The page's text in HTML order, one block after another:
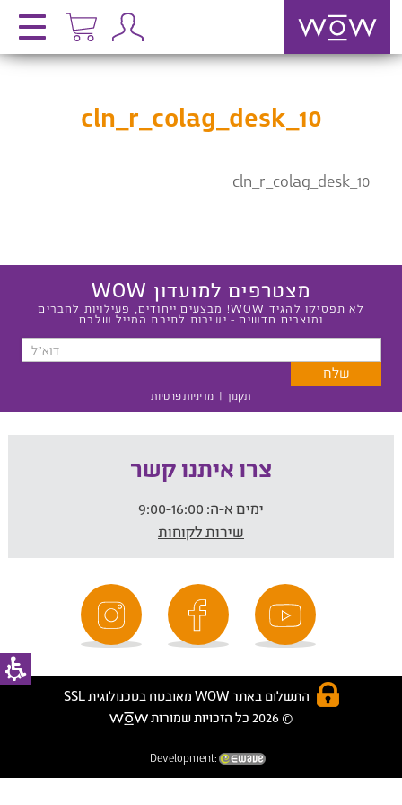
cln_r_colag_desk_10
cln_r_colag_desk_10
מצטרפים למועדון WOW
לא תפסיקו להגיד WOW! מבצעים ייחודים, פעילויות לחברים
ומוצרים חדשים - ישירות לתיבת המייל שלכם
תקנון | מדיניות פרטיות
צרו איתנו קשר
ימים א-ה:
שירות לקוחות
התשלום באתר WOW מאובטח בטכנולוגית SSL
© 2026 כל הזכויות שמורות
Development: